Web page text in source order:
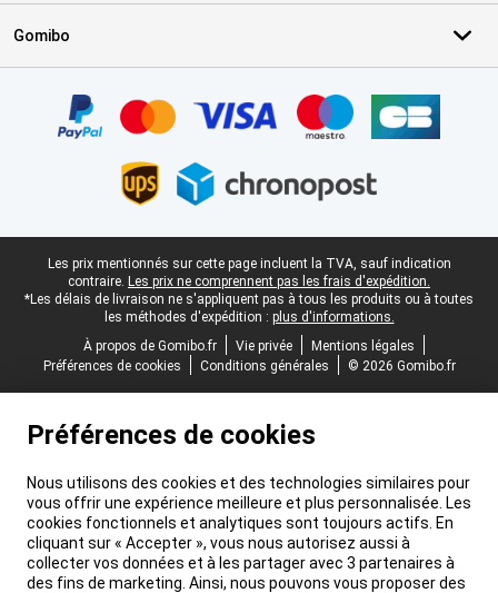
Gomibo
Pied-de-page légal
Les prix mentionnés sur cette page incluent la TVA, sauf indication
contraire. Les prix ne comprennent pas les frais d'expédition.
*Les délais de livraison ne s'appliquent pas à tous les produits ou à toutes
les méthodes d'expédition : plus d'informations.
À propos de Gomibo.fr
Vie privée
Mentions légales
Préférences de cookies
Conditions générales © 2026 Gomibo.fr
Préférences de cookies
Nous utilisons des cookies et des technologies similaires pour
vous offrir une expérience meilleure et plus personnalisée. Les
cookies fonctionnels et analytiques sont toujours actifs. En
cliquant sur « Accepter », vous nous autorisez aussi à
collecter vos données et à les partager avec 3 partenaires à
des fins de marketing. Ainsi, nous pouvons vous proposer des